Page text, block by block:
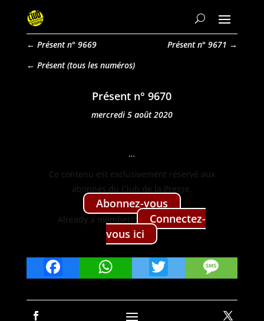
← Présent n° 9669 Présent n° 9671 →
Présent
Présent n° 9670
mercredi 5 août 2020
…
Ce con­tenu est exclu­sive­ment réservé aux
abon­nés du Club de la Presse.
Abon­nez-vous
Already a mem­ber?
Con­nectez-
vous ici
FacebookWhatsApp
Twitter